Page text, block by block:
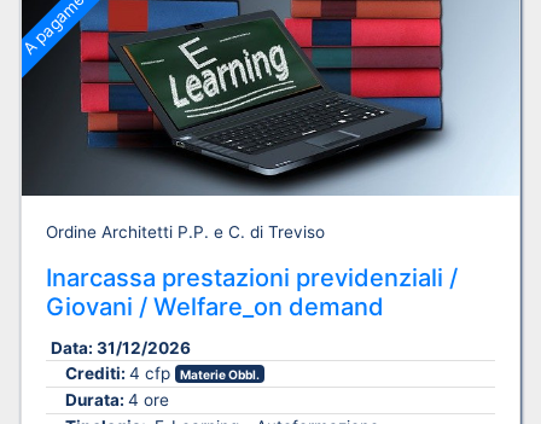
Ordine Architetti P.P. e C. di Treviso
Inarcassa prestazioni previdenziali /
Giovani / Welfare_on demand
Data: 31/12/2026
Crediti: 4 cfp Materie Obbl.
Durata: 4 ore